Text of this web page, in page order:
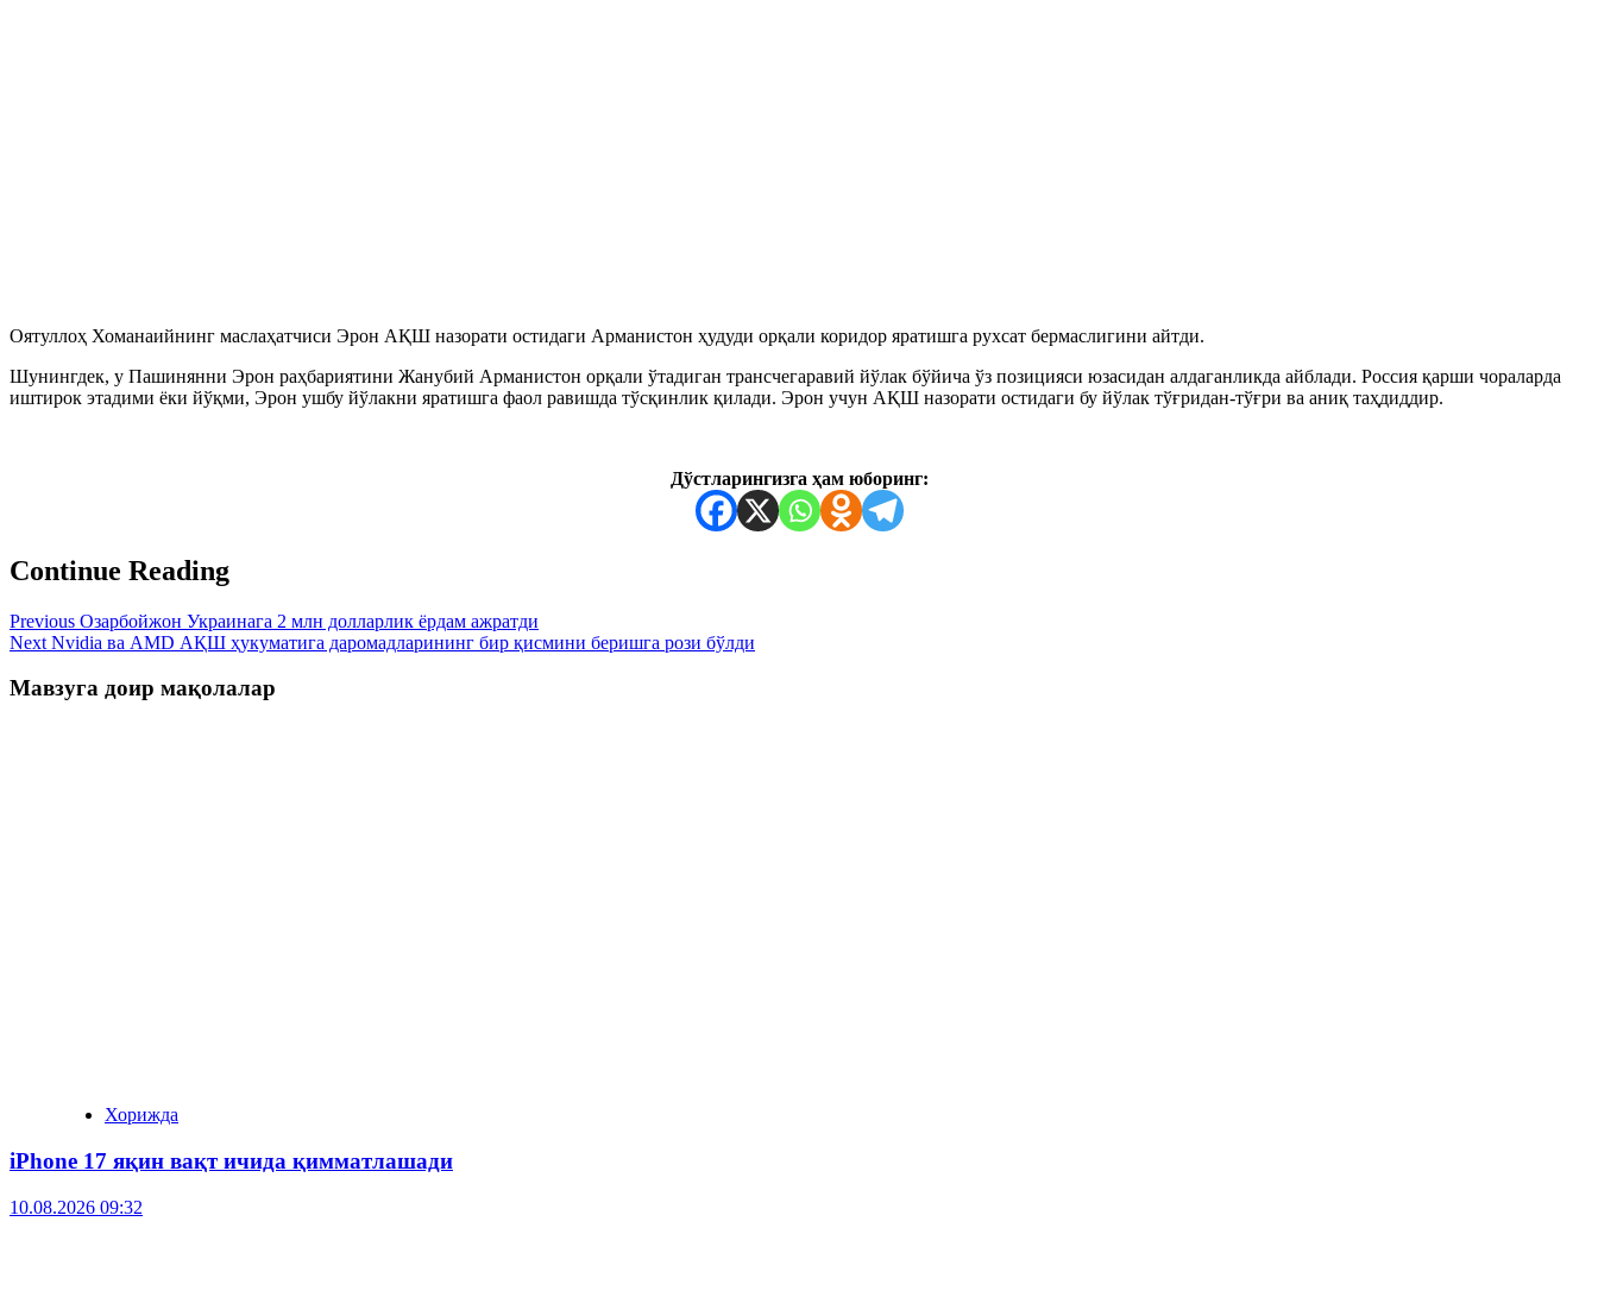
Оятуллоҳ Хоманаийнинг маслаҳатчиси Эрон АҚШ назорати остидаги Арманистон ҳудуди орқали коридор яратишга рухсат бермаслигини айтди.
Шунингдек, у Пашинянни Эрон раҳбариятини Жанубий Арманистон орқали ўтадиган трансчегаравий йўлак бўйича ўз позицияси юзасидан алдаганликда айблади. Россия қарши чораларда
иштирок этадими ёки йўқми, Эрон ушбу йўлакни яратишга фаол равишда тўсқинлик қилади. Эрон учун АҚШ назорати остидаги бу йўлак тўғридан-тўғри ва аниқ таҳдиддир.
Дўстларингизга ҳам юборинг:
Continue Reading
Previous Озарбойжон Украинага 2 млн долларлик ёрдам ажратди
Next Nvidia ва AMD АҚШ ҳукуматига даромадларининг бир қисмини беришга рози бўлди
Мавзуга доир мақолалар
Хорижда
iPhone 17 яқин вақт ичида қимматлашади
10.08.2026 09:32